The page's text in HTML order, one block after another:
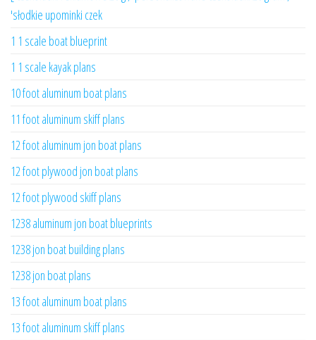
'słodkie upominki czek
1 1 scale boat blueprint
1 1 scale kayak plans
10 foot aluminum boat plans
11 foot aluminum skiff plans
12 foot aluminum jon boat plans
12 foot plywood jon boat plans
12 foot plywood skiff plans
1238 aluminum jon boat blueprints
1238 jon boat building plans
1238 jon boat plans
13 foot aluminum boat plans
13 foot aluminum skiff plans